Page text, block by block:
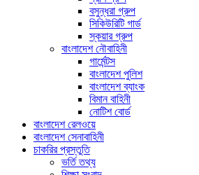
বসুন্ধরা গ্রুপ
সিকিউরিটি গার্ড
স্কয়ার গ্রুপ
বাংলাদেশ নৌবাহিনী
গার্মেন্টস
বাংলাদেশ পুলিশ
বাংলাদেশ ব্যাংক
বিমান বাহিনী
নোটিশ বোর্ড
বাংলাদেশ রেলওয়ে
বাংলাদেশ সেনাবাহিনী
চাকরির প্রস্তুতি
ভর্তি তথ্য